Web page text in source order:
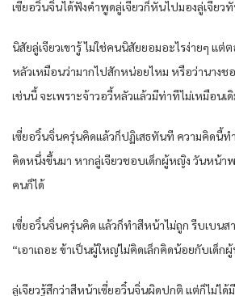
เซี่ยอวิ๋นจิ่นได้ฟังคำพูดลู่เจียวก็หันไปมองลู่เจียว
นิสัยลู่เจียวเขารู้ ไม่ใช่คนนิสัยยอมอะไรง่ายๆ แ
หลัวเหมือนว่ามากไปสักหน่อยไหม หรือว่านางช
เช่นนี้ จะเพราะจ้าวอวี้หลัวแล้วมีท่าทีไม่เหมือนเ
เซี่ยอวิ๋นจิ่นครุ่นคิดแล้วก็ปฏิเสธทันที ความคิดนี้ทำ
คิดหนึ่งขึ้นมา หากลู่เจียวชอบเด็กผู้หญิง วันหน้า
คนก็ได้
เซี่ยอวิ๋นจิ่นครุ่นคิด แล้วก็ทำสีหน้าไม่ถูก รีบเบนส
“เอาเถอะ ข้าเป็นผู้ใหญ่ไม่คิดเล็กคิดน้อยกับเด็ก
ลู่เจียวรู้สึกว่าสีหน้าเซี่ยอวิ๋นจิ่นผิดปกติ แต่ก็ไม่ได้